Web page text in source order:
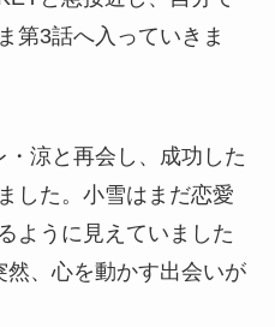
第3話へ入っていきま
涼と再会し、成功した
した。小雪はまだ恋愛
ように見えていました
、心を動かす出会いが